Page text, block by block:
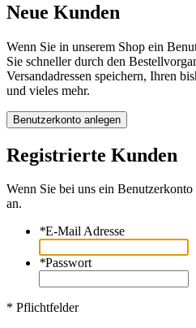
Neue Kunden
Wenn Sie in unserem Shop ein
Sie schneller durch den
Versandadressen speichern, Ihren
und vieles mehr.
Benutzerkonto anlegen
Registrierte Kunden
Wenn Sie bei uns ein
an.
*E-Mail Adresse
*Passwort
* Pflichtfelder